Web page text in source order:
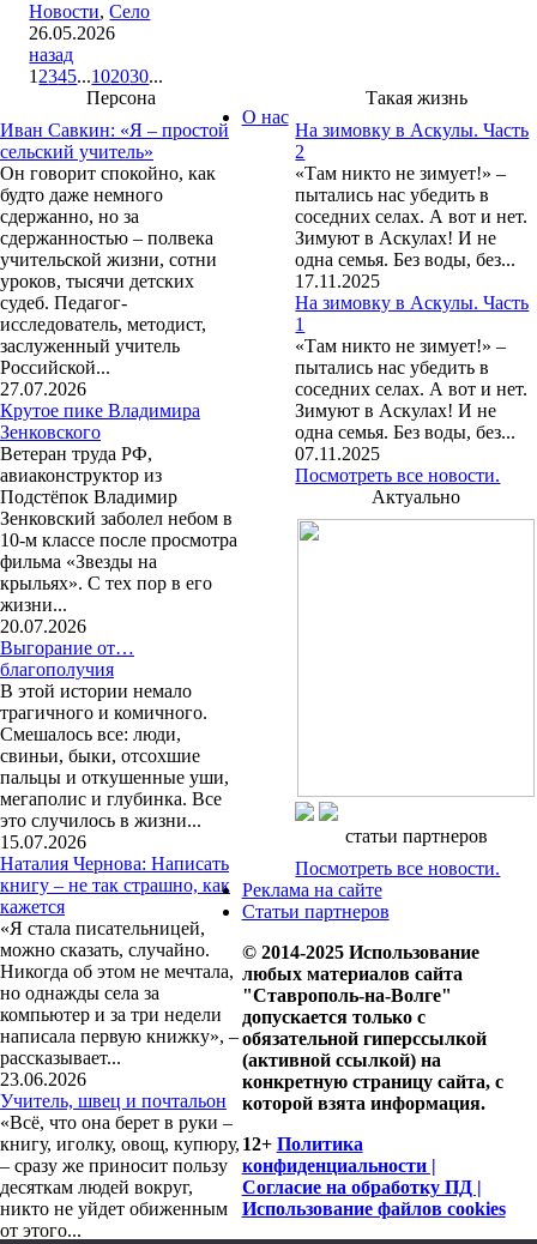
Новости,Село
26.05.2026
назад
1 2345...102030...
Персона
Иван Савкин: «Я – простой
сельский учитель»
Он говорит спокойно, как
будто даже немного
сдержанно, но за
сдержанностью – полвека
учительской жизни, сотни
уроков, тысячи детских
судеб. Педагог-
исследователь, методист,
заслуженный учитель
Российской...
27.07.2026
Крутое пике Владимира
Зенковского
Ветеран труда РФ,
авиаконструктор из
Подстёпок Владимир
Зенковский заболел небом в
10-м классе после просмотра
фильма «Звезды на
крыльях». С тех пор в его
жизни...
20.07.2026
Выгорание от…
благополучия
В этой истории немало
трагичного и комичного.
Смешалось все: люди,
свиньи, быки, отсохшие
пальцы и откушенные уши,
мегаполис и глубинка. Все
это случилось в жизни...
15.07.2026
Наталия Чернова: Написать
книгу – не так страшно, как
кажется
«Я стала писательницей,
можно сказать, случайно.
Никогда об этом не мечтала,
но однажды села за
компьютер и за три недели
написала первую книжку», –
рассказывает...
23.06.2026
Учитель, швец и почтальон
«Всё, что она берет в руки –
книгу, иголку, овощ, купюру,
– сразу же приносит пользу
десяткам людей вокруг,
никто не уйдет обиженным
от этого...
Такая жизнь
На зимовку в Аскулы. Часть
2
«Там никто не зимует!» –
пытались нас убедить в
соседних селах. А вот и нет.
Зимуют в Аскулах! И не
одна семья. Без воды, без...
17.11.2025
На зимовку в Аскулы. Часть
1
«Там никто не зимует!» –
пытались нас убедить в
соседних селах. А вот и нет.
Зимуют в Аскулах! И не
одна семья. Без воды, без...
07.11.2025
Посмотреть все новости.
Актуально
статьи партнеров
Посмотреть все новости.
О нас
Реклама на сайте
Статьи партнеров
© 2014-2025 Использование
любых материалов сайта
"Ставрополь-на-Волге"
допускается только с
обязательной гиперссылкой
(активной ссылкой) на
конкретную страницу сайта, с
которой взята информация.
12+ Политика
конфиденциальности |
Согласие на обработку ПД |
Использование файлов cookies